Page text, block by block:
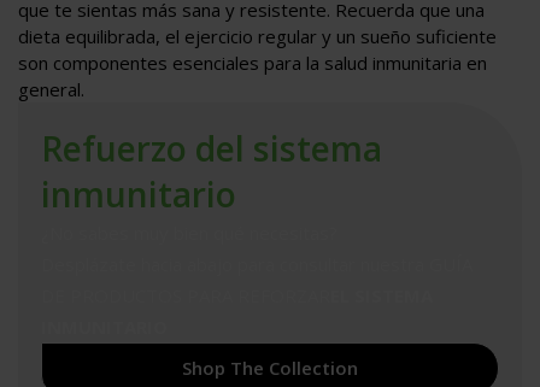
que te sientas más sana y resistente. Recuerda que una
dieta equilibrada, el ejercicio regular y un sueño suficiente
son componentes esenciales para la salud inmunitaria en
general.
Refuerzo del sistema
inmunitario
Shop The Collection